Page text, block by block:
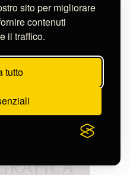
sito per migliorare
contenuti
il traffico.
tutto